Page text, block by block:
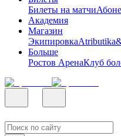
Билеты на матчи
Академия
Магазин
Экипировка
Больше
Ростов АренаКлуб